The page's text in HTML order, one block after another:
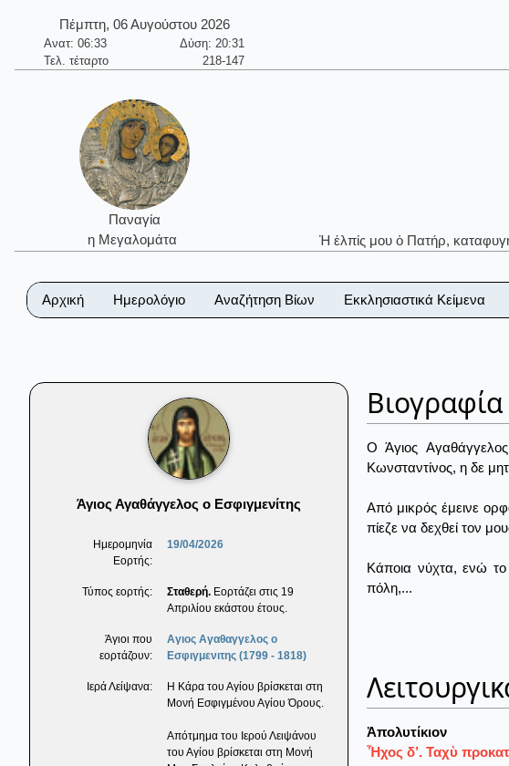
Πέμπτη, 06 Αυγούστου 2026
Ανατ: 06:33
Δύση: 20:31
Τελ. τέταρτο
218-147
Παναγία
η Μεγαλομάτα
Ἡ ἐλπίς μου ὁ Πατήρ,
Αρχική Ημερολόγιο Αναζήτηση Βίων Εκκλησιαστικά Κείμενα
Άγιος Αγαθάγγελος ο Εσφιγμενίτης
Ημερομηνία
Εορτής:
19/04/2026
Τύπος εορτής: Σταθερή. Εορτάζει στις 19
Απριλίου εκάστου έτους.
Άγιοι που
εορτάζουν:
Αγιος Αγαθαγγελος ο
Εσφιγμενιτης (1799 - 1818)
Ιερά Λείψανα:
Η Κάρα του Αγίου βρίσκεται στη
Μονή Εσφιγμένου Αγίου Όρους.
Απότμημα του Ιερού Λειψάνου
του Αγίου βρίσκεται στη Μονή
Βιογραφία
Ο Άγιος
Κωνσταντίνος, η δε
Από μικρός έμεινε
πίεζε να δεχθεί τον
Κάποια νύχτα, ενώ το
πόλη,...
Ἀπολυτίκιον
Ἦχος δ’. Ταχὺ